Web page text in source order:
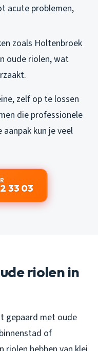
acute problemen,
zoals Holtenbroek
oude riolen, wat
zelf op te lossen
die professionele
kun je veel
33 03
riolen in
gepaard met oude
of